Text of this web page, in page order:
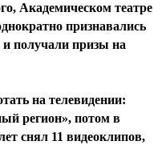
Академическом театре
признавались
получали призы на
на телевидении:
регион», потом в
снял 11 видеоклипов,